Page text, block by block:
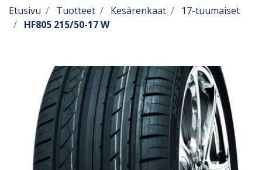
Etusivu Tuotteet Kesärenkaat
17-tuumaiset
HF805 215/50-17 W